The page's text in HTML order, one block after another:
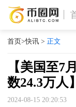
首页>快讯> 正文
【美国至7
数24.3万人】
2024-08-15 20:20:53